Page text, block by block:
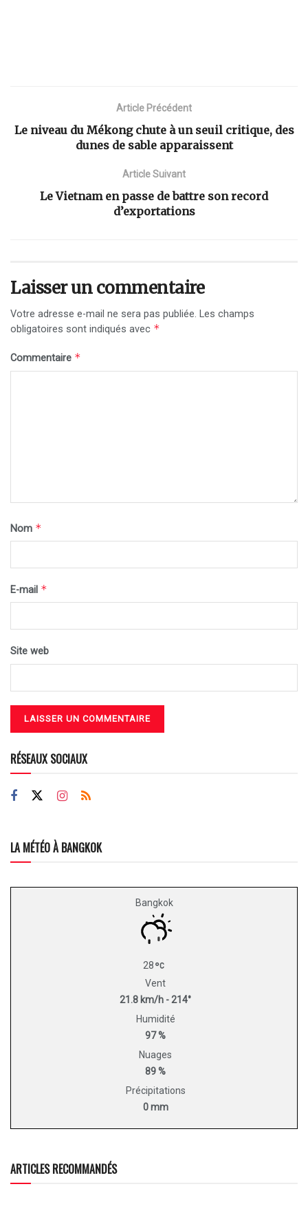
Article Précédent
Le niveau du Mékong chute à un seuil critique, des
dunes de sable apparaissent
Article Suivant
Le Vietnam en passe de battre son record
d’exportations
Laisser un commentaire
Votre adresse e-mail ne sera pas publiée. Les champs
obligatoires sont indiqués avec *
Commentaire *
Nom *
E-mail *
Site web
RÉSEAUX SOCIAUX
LA MÉTÉO À BANGKOK
Bangkok
28
Vent
21.8 km/h - 214°
Humidité
97 %
Nuages
89 %
Précipitations
0 mm
ARTICLES RECOMMANDÉS